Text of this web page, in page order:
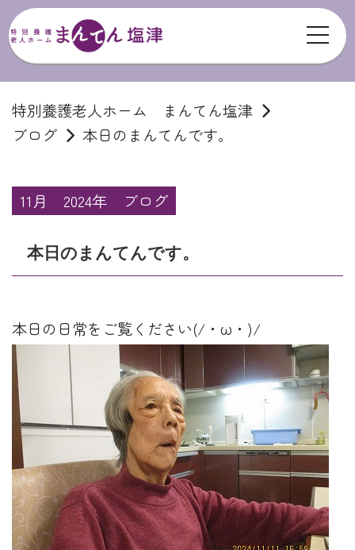
特別養護老人ホーム まんてん塩津
ブログ
本日のまんてんです。
11月 2024年 ブログ
本日のまんてんです。
本日の日常をご覧ください(/・ω・)/